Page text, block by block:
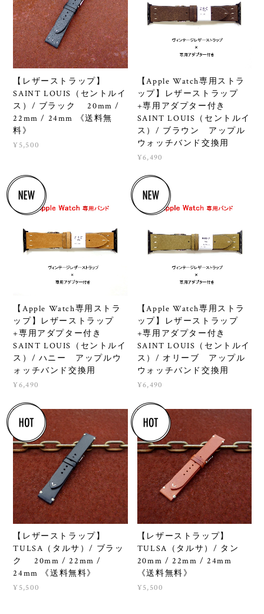
【レザーストラップ】
SAINT LOUIS（セントルイ
ス）/ ブラック 20mm /
22mm / 24mm 《送料無
料》
¥5,500
【Apple Watch専用ストラ
ップ】レザーストラップ
+専用アダプター付き
SAINT LOUIS（セントルイ
ス）/ ブラウン アップル
ウォッチバンド交換用
¥6,490
【Apple Watch専用ストラ
ップ】レザーストラップ
+専用アダプター付き
SAINT LOUIS（セントルイ
ス）/ ハニー アップルウ
ォッチバンド交換用
¥6,490
【Apple Watch専用ストラ
ップ】レザーストラップ
+専用アダプター付き
SAINT LOUIS（セントルイ
ス）/ オリーブ アップル
ウォッチバンド交換用
¥6,490
【レザーストラップ】
TULSA（タルサ）/ ブラッ
ク 20mm / 22mm /
24mm 《送料無料》
¥5,500
【レザーストラップ】
TULSA（タルサ）/ タン
20mm / 22mm / 24mm
《送料無料》
¥5,500